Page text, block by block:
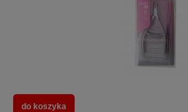
do koszyka